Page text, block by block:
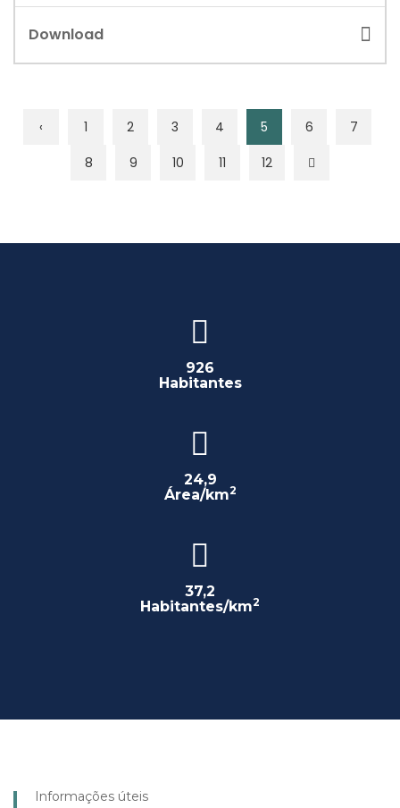
Download
‹ 1 2 3 4 5 6
7
8
9 10 11 12
926
Habitantes
24,9
Área/km2
37,2
Habitantes/km2
Informações úteis